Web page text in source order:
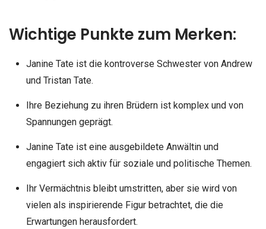
Wichtige Punkte zum Merken:
Janine Tate ist die kontroverse Schwester von Andrew
und Tristan Tate.
Ihre Beziehung zu ihren Brüdern ist komplex und von
Spannungen geprägt.
Janine Tate ist eine ausgebildete Anwältin und
engagiert sich aktiv für soziale und politische Themen.
Ihr Vermächtnis bleibt umstritten, aber sie wird von
vielen als inspirierende Figur betrachtet, die die
Erwartungen herausfordert.